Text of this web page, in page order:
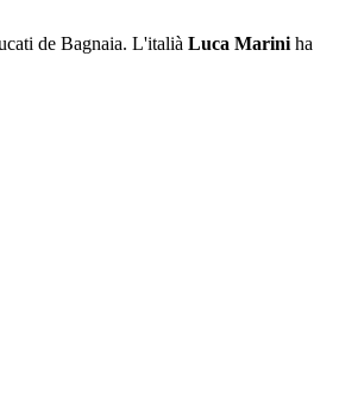
de Bagnaia. L'italià Luca Marini ha